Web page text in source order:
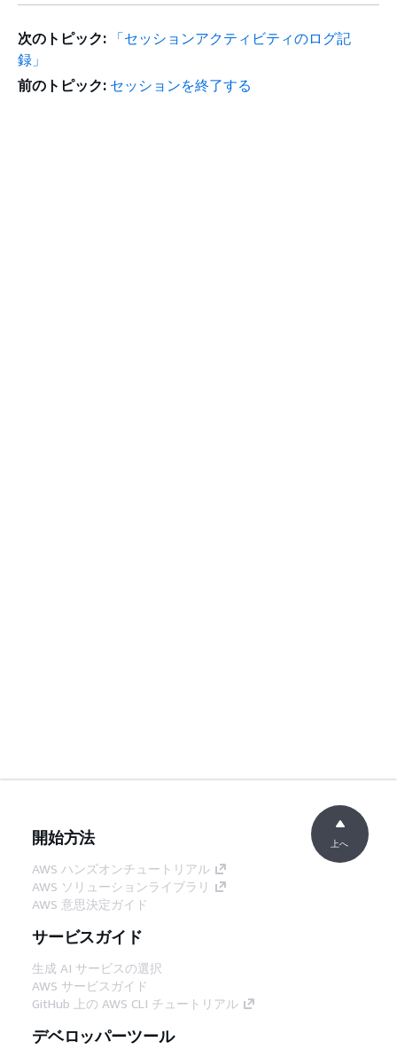
次のトピック:
「セッションアクティビティのログ記
録」
前のトピック: セッションを終了する
開始方法
AWS ハンズオンチュートリアル
AWS ソリューションライブラリ
AWS 意思決定ガイド
サービスガイド
生成 AI サービスの選択
AWS サービスガイド
GitHub 上の AWS CLI チュートリアル
デベロッパーツール
上へ